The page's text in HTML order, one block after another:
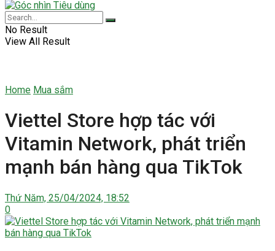
No Result
View All Result
Home Mua sắm
Viettel Store hợp tác với
Vitamin Network, phát triển
mạnh bán hàng qua TikTok
Thứ Năm, 25/04/2024, 18:52
0